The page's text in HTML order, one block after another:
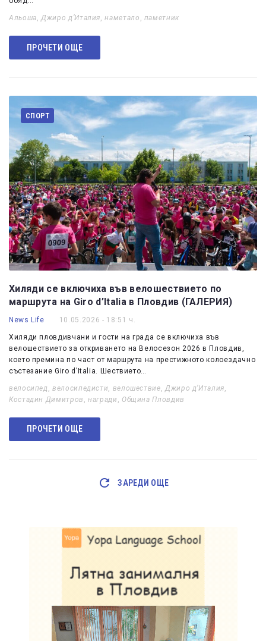
Альоша,Джиро д’Италия,наметало , паметник
ПРОЧЕТИ ОЩЕ
СПОРТ
Хиляди се включиха във велошествието по
маршрута на Giro d’Italia в Пловдив (ГАЛЕРИЯ)
News Life 10.05.2026 - 18:51 ч.
Хиляди пловдивчани и гости на града се включиха във
велошествието за откриването на Велосезон 2026 в Пловдив,
което премина по част от маршрута на престижното колоездачно
състезание Giro d’Italia. Шествието…
велосипед ,велосипедисти велошествие Джиро д’Италия
Костадин Димитров
,награди Община Пловдив
ПРОЧЕТИ ОЩЕ
ЗАРЕДИ ОЩЕ